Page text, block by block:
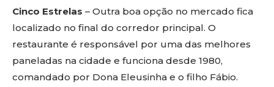
Cinco Estrelas – Outra boa opção no mercado fica
localizado no final do corredor principal. O
restaurante é responsável por uma das melhores
paneladas na cidade e funciona desde 1980,
comandado por Dona Eleusinha e o filho Fábio.